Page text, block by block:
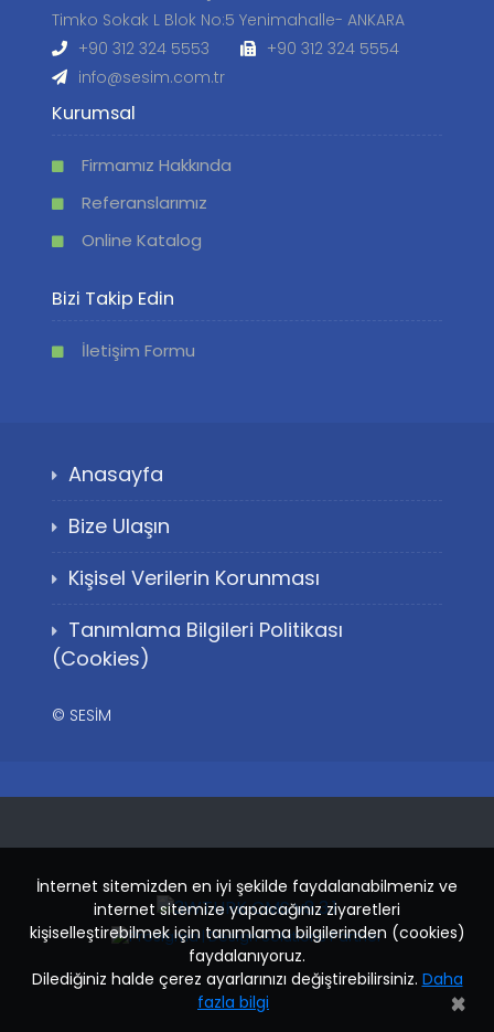
İnternet sitemizden en iyi şekilde faydalanabilmeniz ve
internet sitemize yapacağınız ziyaretleri
kişiselleştirebilmek için tanımlama bilgilerinden (cookies)
faydalanıyoruz.
Dilediğiniz halde çerez ayarlarınızı değiştirebilirsiniz. Daha
fazla bilgi
×
Timko Sokak L Blok No:5 Yenimahalle- ANKARA
+90 312 324 5553
+90 312 324 5554
info@sesim.com.tr
Kurumsal
Firmamız Hakkında
Referanslarımız
Online Katalog
Bizi Takip Edin
İletişim Formu
Anasayfa
Bize Ulaşın
Kişisel Verilerin Korunması
Tanımlama Bilgileri Politikası
(Cookies)
© SESİM